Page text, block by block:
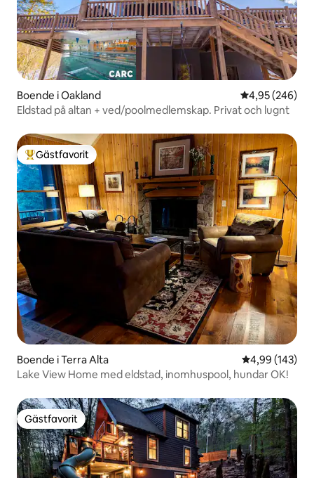
Boende i Oakland 4,95 av 5 i
4,95 (246)
Eldstad på altan + ved/poolmedlemskap. Privat och lugnt
Populär gästfavorit
Gästfavorit
Boende i Terra Alta 4,99 av 5 i
4,99 (143)
Lake View Home med eldstad, inomhuspool, hundar OK!
Gästfavorit
Gästfavorit